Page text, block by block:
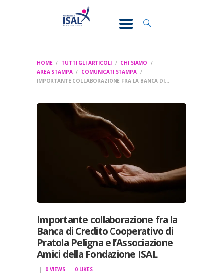
HOME TUTTI GLI ARTICOLI
CHI SIAMO
AREA STAMPA
COMUNICATI STAMPA
IMPORTANTE COLLABORAZIONE FRA LA BANCA DI...
CONOSCI IL
DOLORE
RICERCA
FORMAZIONE
CHI SIAMO
Importante collaborazione fra la
Banca di Credito Cooperativo di
Pratola Peligna e l’Associazione
Amici della Fondazione ISAL
0 VIEWS 0 LIKES